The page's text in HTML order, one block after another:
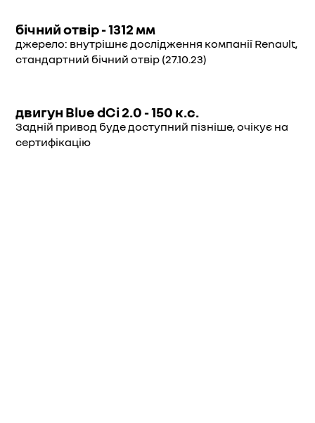
бічний отвір - 1312 мм
джерело: внутрішнє дослідження компанії Renault,
стандартний бічний отвір (27.10.23)
двигун Blue dCi 2.0 - 150 к.с.
Задній привод буде доступний пізніше, очікує на
сертифікацію